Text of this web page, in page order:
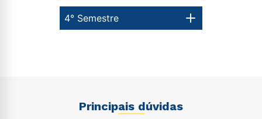
4° Semestre
Principais dúvidas